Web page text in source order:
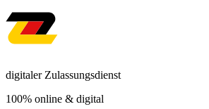
digitaler Zulassungsdienst
100% online & digital